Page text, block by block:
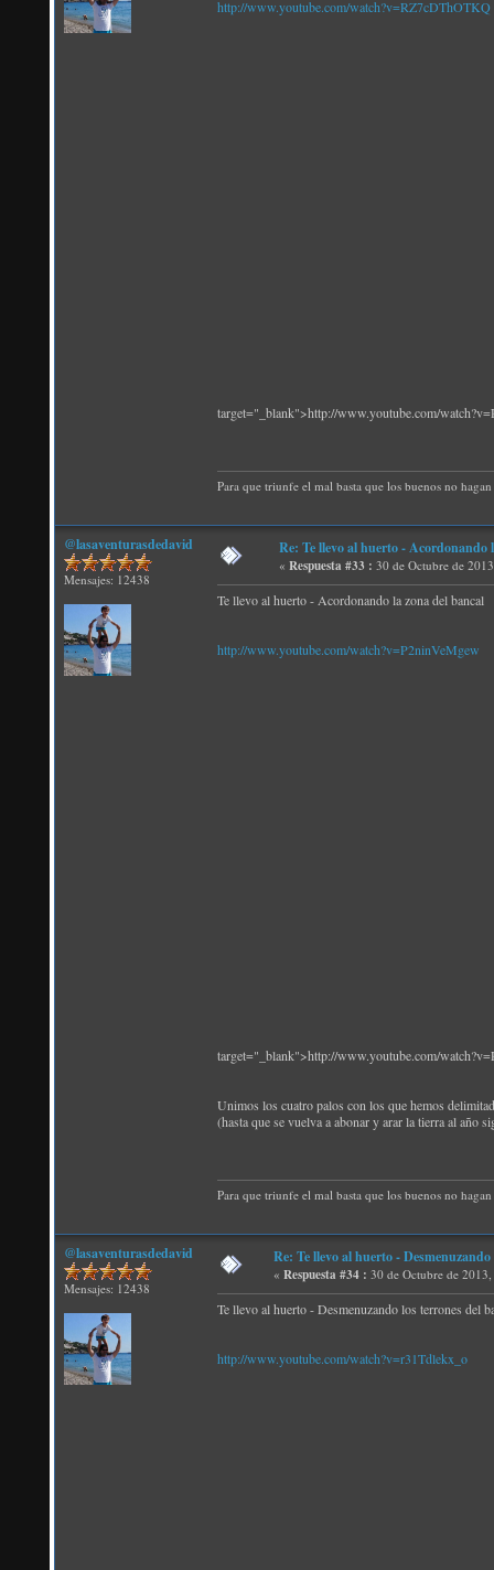
http://www.youtube.com/watch?v=RZ7cDThOTKQ
target="_blank">http://www.youtube.com/
Para que triunfe el mal basta que los buenos no
@lasaventurasdedavid
Mensajes: 12438
Re: Te llevo al huerto - Acordonando
« Respuesta #33 : 30 de Octubre de
Te llevo al huerto - Acordonando la zona del bancal
http://www.youtube.com/watch?v=P2ninVeMgew
target="_blank">http://www.youtube.com/
Unimos los cuatro palos con los que hemos
(hasta que se vuelva a abonar y arar la tierra al año
Para que triunfe el mal basta que los buenos no
@lasaventurasdedavid
Mensajes: 12438
Re: Te llevo al huerto -
« Respuesta #34 : 30 de Octubre de
Te llevo al huerto - Desmenuzando los terrones del
http://www.youtube.com/watch?v=r31Tdlekx_o